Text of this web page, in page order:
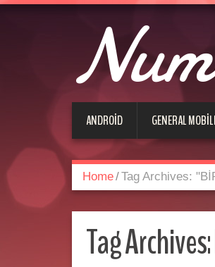
ANDROID GENERAL
Home/Tag Archives:
Tag Archives: